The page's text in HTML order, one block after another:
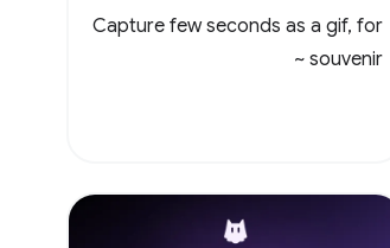
Capture few seconds as a gif, for
souvenir ~